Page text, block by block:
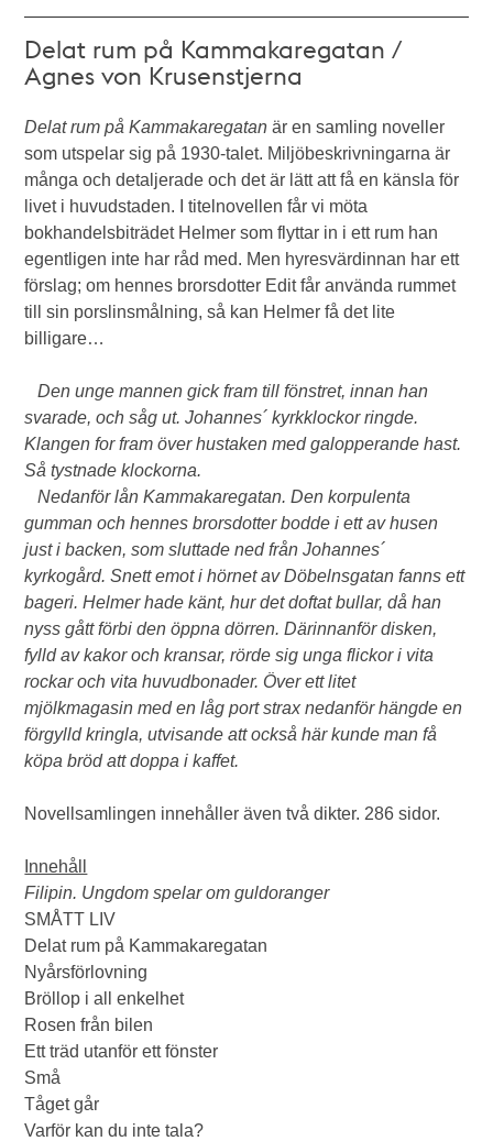
Delat rum på Kammakaregatan /
Agnes von Krusenstjerna
Delat rum på Kammakaregatan är en samling noveller
som utspelar sig på 1930-talet. Miljöbeskrivningarna är
många och detaljerade och det är lätt att få en känsla för
livet i huvudstaden. I titelnovellen får vi möta
bokhandelsbiträdet Helmer som flyttar in i ett rum han
egentligen inte har råd med. Men hyresvärdinnan har ett
förslag; om hennes brorsdotter Edit får använda rummet
till sin porslinsmålning, så kan Helmer få det lite
billigare…
Den unge mannen gick fram till fönstret, innan han
svarade, och såg ut. Johannes´ kyrkklockor ringde.
Klangen for fram över hustaken med galopperande hast.
Så tystnade klockorna.
Nedanför lån Kammakaregatan. Den korpulenta
gumman och hennes brorsdotter bodde i ett av husen
just i backen, som sluttade ned från Johannes´
kyrkogård. Snett emot i hörnet av Döbelnsgatan fanns ett
bageri. Helmer hade känt, hur det doftat bullar, då han
nyss gått förbi den öppna dörren. Därinnanför disken,
fylld av kakor och kransar, rörde sig unga flickor i vita
rockar och vita huvudbonader. Över ett litet
mjölkmagasin med en låg port strax nedanför hängde en
förgylld kringla, utvisande att också här kunde man få
köpa bröd att doppa i kaffet.
Novellsamlingen innehåller även två dikter. 286 sidor.
Innehåll
Filipin. Ungdom spelar om guldoranger
SMÅTT LIV
Delat rum på Kammakaregatan
Nyårsförlovning
Bröllop i all enkelhet
Rosen från bilen
Ett träd utanför ett fönster
Små
Tåget går
Varför kan du inte tala?